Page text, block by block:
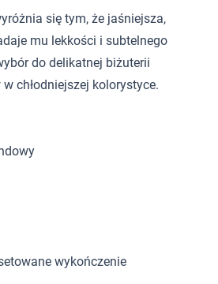
się tym, że jaśniejsza,
mu lekkości i subtelnego
do delikatnej biżuterii
chłodniejszej kolorystyce.
wykończenie